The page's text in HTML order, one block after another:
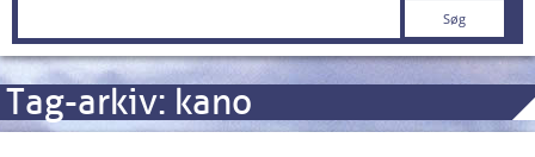
Søg
Tag-arkiv: kano